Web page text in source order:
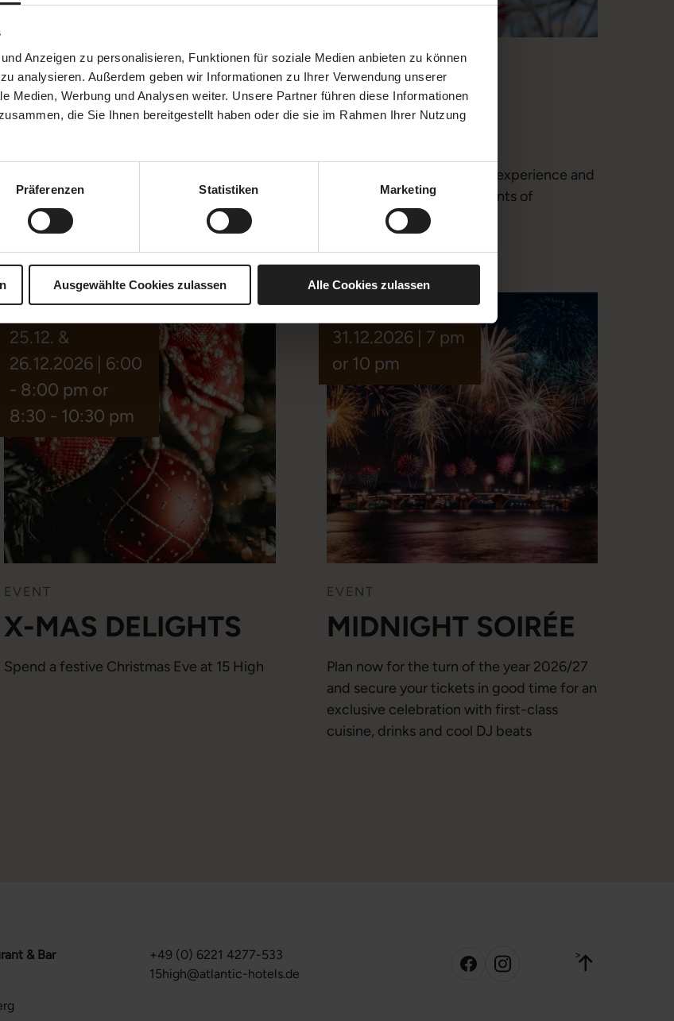
Anzeigen zu personalisieren, Funktionen für soziale Medien anbieten zu können
analysieren. Außerdem geben wir Informationen zu Ihrer Verwendung unserer
Medien, Werbung und Analysen weiter. Unsere Partner führen diese Informationen
die Sie Ihnen bereitgestellt haben oder die sie im Rahmen Ihrer Nutzung
Präferenzen Statistiken Marketing
Ausgewählte Cookies zulassen Alle Cookies zulassen
EVENT
SMOKING CIGARS
of cigars.
EVENT
SNOWBALL
Treat yourself to a culinary experience and
enjoy unforgettable moments of
indulgence.
25.12. &
26.12.2026 | 6:00
- 8:00 pm or
8:30 - 10:30 pm
EVENT
X-MAS DELIGHTS
Spend a festive Christmas Eve at 15 High
31.12.2026 | 7 pm
or 10 pm
EVENT
MIDNIGHT SOIRÉE
Plan now for the turn of the year 2026/27
and secure your tickets in good time for an
exclusive celebration with first-class
cuisine, drinks and cool DJ beats
& Bar
+49 (0) 6221 4277-533
15high@atlantic-hotels.de
>